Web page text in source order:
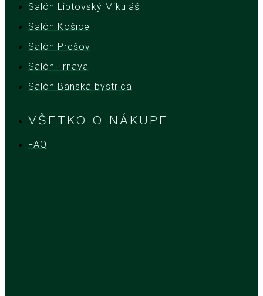
Salón Liptovský Mikuláš
Salón Košice
Salón Prešov
Salón Trnava
Salón Banská bystrica
VŠETKO O NÁKUPE
FAQ